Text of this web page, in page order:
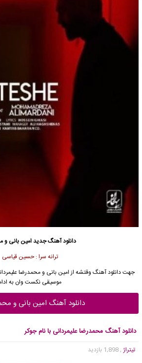
دانلود آهنگ جدیدامین بانی و
ترانه سرا : حسین
جهتدانلود آهنگوقتشه از امین بانی و محمدرضا
موسیقی نکست وان به
دانلود آهنگ امین بانی و
دانلود آهنگ محمدرضا علیمردانی با نام جوکر
تیتراژ , 1,898 بازدید